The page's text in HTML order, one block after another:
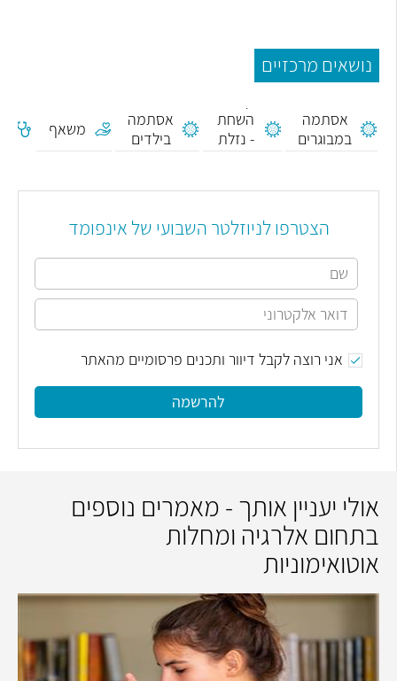
נושאים מרכזיים
אסתמה
במבוגרים
השחת
- נזלת
אלרגית
אסתמה
בילדים
משאף
הצטרפו לניוזלטר השבועי של אינפומד
אני רוצה לקבל דיוור ותכנים פרסומיים מהאתר
להרשמה
אולי יעניין אותך - מאמרים נוספים
בתחום אלרגיה ומחלות
אוטואימוניות